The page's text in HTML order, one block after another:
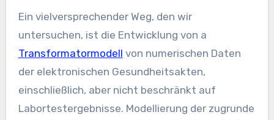
Ein vielversprechender Weg, den wir
untersuchen, ist die Entwicklung von a
Transformatormodell von numerischen Daten
der elektronischen Gesundheitsakten,
einschließlich, aber nicht beschränkt auf
Labortestergebnisse. Modellierung der zugrunde